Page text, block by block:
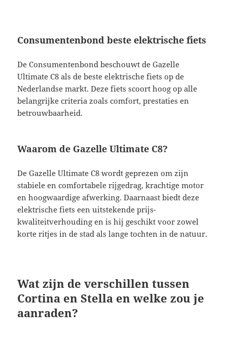
Consumentenbond beste elektrische fiets
De Consumentenbond beschouwt de Gazelle
Ultimate C8 als de beste elektrische fiets op de
Nederlandse markt. Deze fiets scoort hoog op alle
belangrijke criteria zoals comfort, prestaties en
betrouwbaarheid.
Waarom de Gazelle Ultimate C8?
De Gazelle Ultimate C8 wordt geprezen om zijn
stabiele en comfortabele rijgedrag, krachtige motor
en hoogwaardige afwerking. Daarnaast biedt deze
elektrische fiets een uitstekende prijs-
kwaliteitverhouding en is hij geschikt voor zowel
korte ritjes in de stad als lange tochten in de natuur.
Wat zijn de verschillen tussen
Cortina en Stella en welke zou je
aanraden?